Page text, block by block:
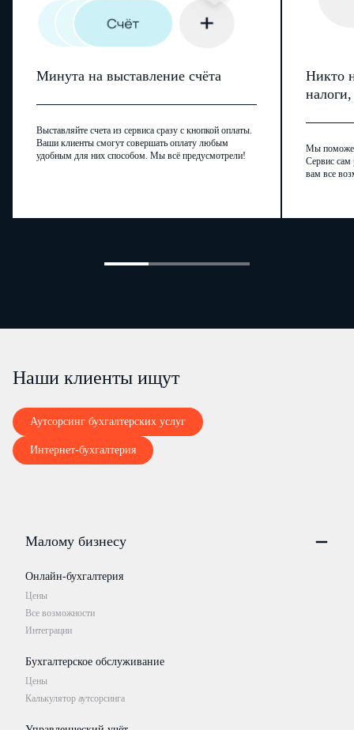
Минута на выставление счёта
Выставляйте счета из сервиса сразу с кнопкой оплаты.
Ваши клиенты смогут совершать оплату любым
удобным для них способом. Мы всё предусмотрели!
Никто
Мы
Сервис сам
вам все
Наши клиенты ищут
Аутсорсинг бухгалтерских услуг
Интернет-бухгалтерия
Малому бизнесу
Онлайн-бухгалтерия
Цены
Все возможности
Интеграции
Бухгалтерское обслуживание
Цены
Калькулятор аутсорсинга